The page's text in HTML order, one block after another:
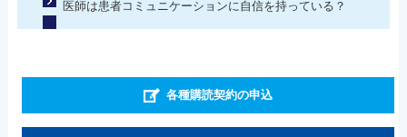
医師は患者コミュニケーションに自信を持っている？
各種購読契約の申込